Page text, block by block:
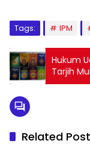
Tags: IPM
Hukum
Tarjih
Related